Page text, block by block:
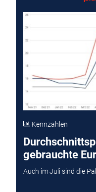
Kennzahlen
gebrauchte
Auch im Juli sind die